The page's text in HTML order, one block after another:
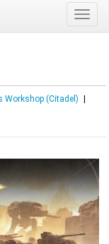
Workshop (Citadel)